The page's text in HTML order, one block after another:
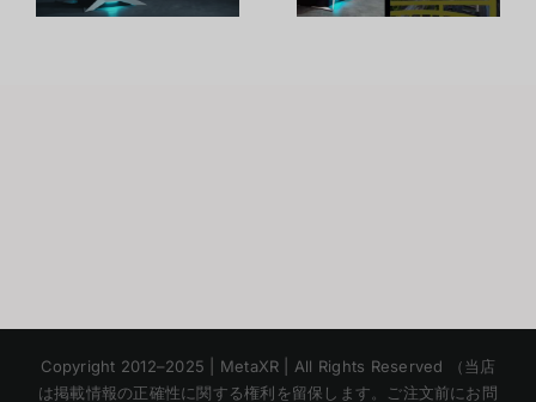
Copyright 2012–2025 | MetaXR | All Rights Reserved （当店
は掲載情報の正確性に関する権利を留保します。ご注文前にお問
Chinese